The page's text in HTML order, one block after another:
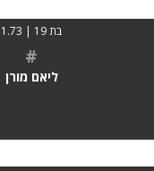
בת 19 | 1.73
#
ליאם מורן